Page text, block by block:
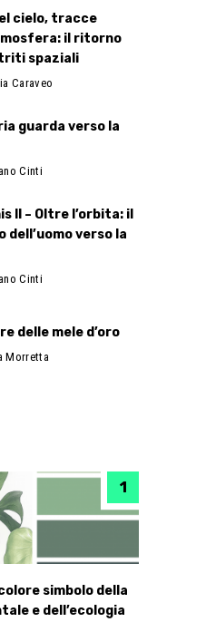
cielo, tracce
il ritorno
spaziali
Caraveo
guarda verso la
Cinti
II – Oltre l’orbita: il
dell’uomo verso la
Cinti
delle mele d’oro
Morretta
simbolo della
e dell’ecologia